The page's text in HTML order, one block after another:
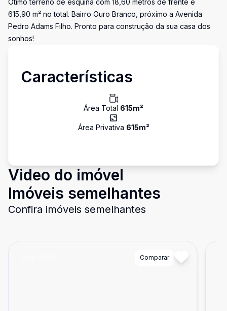
Ótimo terreno de esquina com 18,60 metros de frente e
615,90 m² no total. Bairro Ouro Branco, próximo a Avenida
Pedro Adams Filho. Pronto para construção da sua casa dos
sonhos!
Características
Área Total 615m²
Área Privativa 615m²
Video do imóvel
Imóveis semelhantes
Confira imóveis semelhantes
Comparar